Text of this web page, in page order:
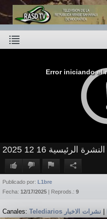
Error iniciando el
النشرة الرئيسية 16 12 2025
Publicado por: L1bre
Fecha: 12/17/2025 | Reprods.: 9
Canales: Telediarios نشرات الاخبار